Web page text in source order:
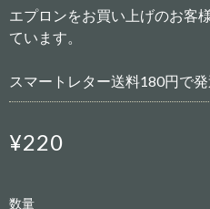
エプロンをお買い上げのお客
ています。
スマートレター送料180円で発
¥220
数量